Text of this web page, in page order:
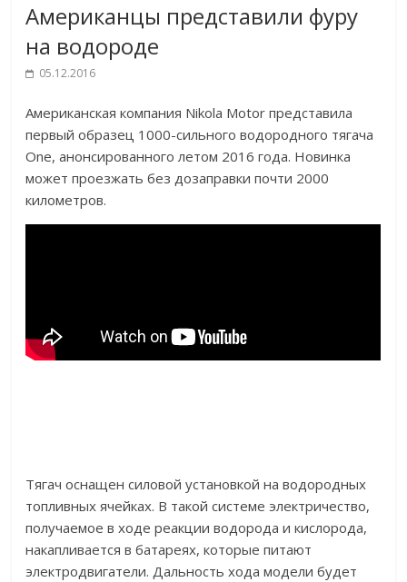
Американцы представили фуру
на водороде
05.12.2016
Американская компания Nikola Motor представила
первый образец 1000-сильного водородного тягача
One, анонсированного летом 2016 года. Новинка
может проезжать без дозаправки почти 2000
километров.
Тягач оснащен силовой установкой на водородных
топливных ячейках. В такой системе электричество,
получаемое в ходе реакции водорода и кислорода,
накапливается в батареях, которые питают
электродвигатели. Дальность хода модели будет